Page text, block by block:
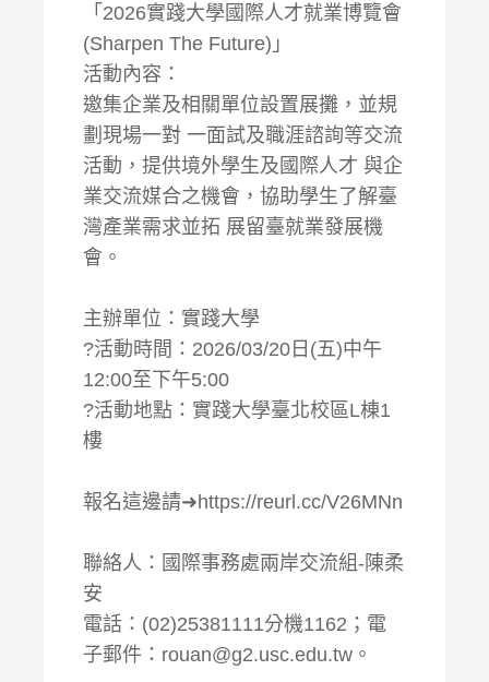
「2026實踐大學國際人才就業博覽會
(Sharpen The Future)」
活動內容：
邀集企業及相關單位設置展攤，並規
劃現場一對 一面試及職涯諮詢等交流
活動，提供境外學生及國際人才 與企
業交流媒合之機會，協助學生了解臺
灣產業需求並拓 展留臺就業發展機
會。
主辦單位：實踐大學
?活動時間：2026/03/20日(五)中午
12:00至下午5:00
?活動地點：實踐大學臺北校區L棟1
樓
報名這邊請➜https://reurl.cc/V26MNn
聯絡人：國際事務處兩岸交流組-陳柔
安
電話：(02)25381111分機1162；電
子郵件：rouan@g2.usc.edu.tw。